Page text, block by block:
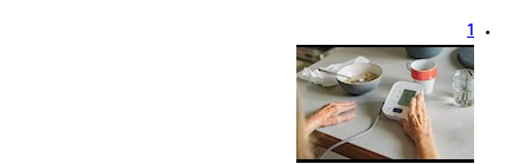
1